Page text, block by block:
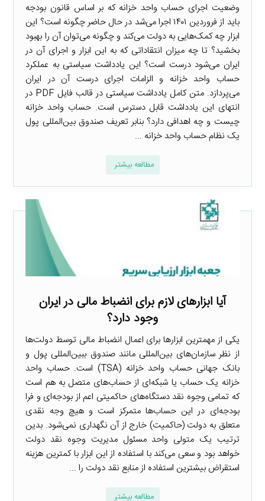
وضعیت اجرای حساب واحد خزانه که بر اساس قانون بودجه
باید از فروردین ۱۴۰۱ اجرا می‌شد در حال حاضر چگونه است؟ این
ابزار چه کمک‌هایی به دولت می‌کند و چگونه می‌توان آن را بهبود
بخشید؟ تا چه میزان انتقاداتی که به این ابزار و اجرای آن در
ایران می‌شود درست است؟ این یادداشت سیاستی به عملکرد
حساب واحد خزانه و الزامات اجرای درست آن در ایران
می‌پردازد. متن کامل یادداشت سیاستی در قالب فایل PDF در
انتهای این یادداشت قابل دسترس است. حساب واحد خزانه
چیست و چه اهدافی دارد؟ بنابر تعریف صندوق بین‌المللی پول
یک نظام حساب واحد خزانه ...
مطالعه بیشتر
آیا ابزارهای لازم برای انضباط مالی در ایران
وجود دارد؟
یکی از مهمترین ابزارها برای اعمال انضباط مالی توسط دولت‌ها
از نظر سازمان‌های بین‌المللی مانند صندوق ببین‌المللی پول و
بانک جهانی حساب واحد خزانه (TSA) است. حساب واحد
خزانه یک حساب یا شبکه‌ای از حساب‌های متصل به هم است
که تمامی وجوه نقد دستگاه‌های حاکمیتی اعم از بودجه‌ای و فرا
بودجه‌ای در این حساب‌ها متمرکز است و هیچ وجه نقدی
متعلق به دولت (حاکمیت) خارج از آن نگهداری نمی‌شود. بدین
ترتیب یک متولی واحد مسئول مدیریت وجوه نقد دولت
خواهد بود و سعی می‌کند با استفاده از این ابزار با کمترین هزینه
استقراض بیشترین استفاده از منابع نقد دولت را ...
مطالعه بیشتر